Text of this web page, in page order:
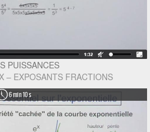
PUISSANCES
– EXPOSANTS FRACTIONS
6 min 10 s